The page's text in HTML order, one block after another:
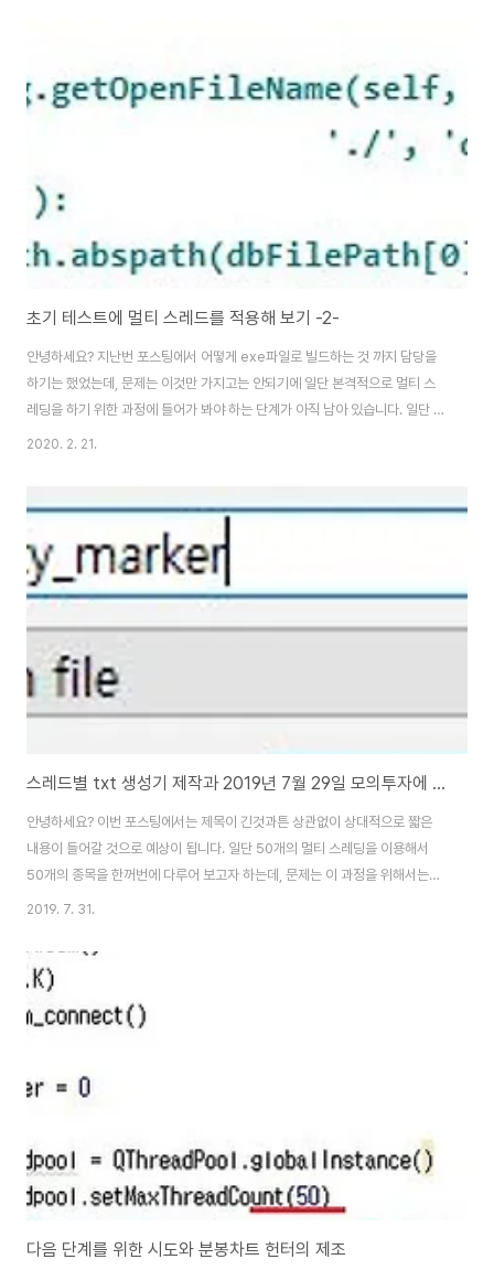
물론 위치는 바로 Worker에 설치를 해 주어야 합니다. 그리고 나서 당연하다
면 당연하게도 원래는 프로그레스 바를 가지고 작업을 하던 곳에서 원래 코드
초기 테스트에 멀티 스레드를 적용해 보기 -2-
안녕하세요? 지난번 포스팅에서 어떻게 exe파일로 빌드하는 것 까지 담당을
하기는 했었는데, 문제는 이것만 가지고는 안되기에 일단 본격적으로 멀티 스
레딩을 하기 위한 과정에 들어가 봐야 하는 단계가 아직 남아 있습니다. 일단 포
스팅을 할 내용이 길어져서 하는 수 없이 전체적인 포스팅을 나누어야 했습니
위해서 QThread라고 이름이 붙어 있는 새로운 Worker라는 클래스를 만들
어 보도록 합니다. 이 클래스에서는 가지가지 요소들을 받아 와야 합니다. 그리
고 나서 다음으로 해야 할일은 위 스크린샷처럼 기존의 메서드를 위 스크린샷
과 같이 멀티 스레드가 실행될..
2020. 2. 21.
스레드별 txt 생성기 제작과 2019년 7월 29일 모의투자에 들어간 결과
안녕하세요? 이번 포스팅에서는 제목이 긴것과튼 상관없이 상대적으로 짧은
내용이 들어갈 것으로 예상이 됩니다. 일단 50개의 멀티 스레딩을 이용해서
50개의 종목을 한꺼번에 다루어 보고자 하는데, 문제는 이 과정을 위해서는
50개의 각기 다른 communication#.txt가 필요하다는 것 입니다. 먼저 위
이렇게 하는 것으로 이제 첫 삽을 뜨는 작업은 완료가 되었습니다. 그리고 나서
이 작업은 모든 코드의 리스트 길이에 비례해서 일어나도록 만들어 주도록 합
니다. 먼저 이 길이를 가지고 오도록 만들어 줍니다. 그리고 나서 일단 txt파일
에 들어갈 내용을 만들어 줘야 하는데, 일단 여기서는 위 스크린샷처럼 일일히
2019. 7. 31.
다음 단계를 위한 시도와 분봉차트 헌터의 제조